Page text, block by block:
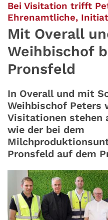
Bei Visitation trifft
Ehrenamtliche,
Mit Overall
Weihbischof
Pronsfeld
In Overall und mit
Weihbischof Peters
Visitationen stehen
wie der bei dem
Pronsfeld auf dem